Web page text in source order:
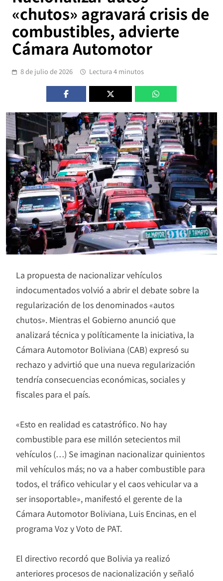
«chutos» agravará crisis de
combustibles, advierte
Cámara Automotor
8 de julio de 2026 Lectura 4 minutos
La propuesta de nacionalizar vehículos
indocumentados volvió a abrir el debate sobre la
regularización de los denominados «autos
chutos». Mientras el Gobierno anunció que
analizará técnica y políticamente la iniciativa, la
Cámara Automotor Boliviana (CAB) expresó su
rechazo y advirtió que una nueva regularización
tendría consecuencias económicas, sociales y
fiscales para el país.
«Esto en realidad es catastrófico. No hay
combustible para ese millón setecientos mil
vehículos (…) Se imaginan nacionalizar quinientos
mil vehículos más; no va a haber combustible para
todos, el tráfico vehicular y el caos vehicular va a
ser insoportable», manifestó el gerente de la
Cámara Automotor Boliviana, Luis Encinas, en el
programa Voz y Voto de PAT.
El directivo recordó que Bolivia ya realizó
anteriores procesos de nacionalización y señaló